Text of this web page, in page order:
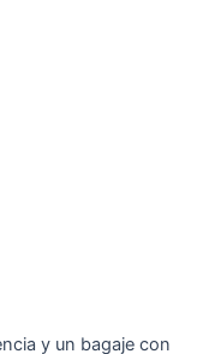
y un bagaje con